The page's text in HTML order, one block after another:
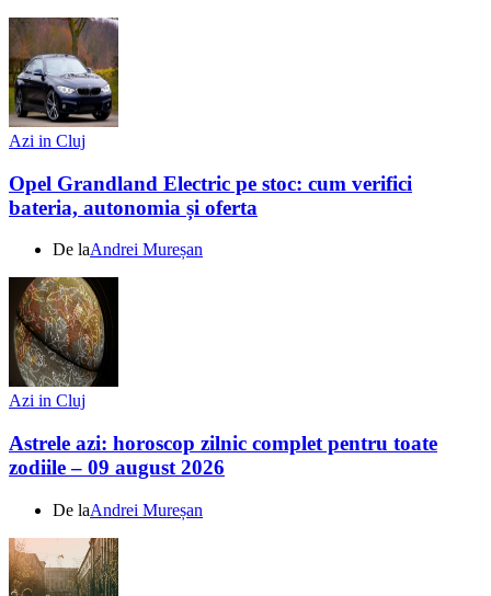
Azi in Cluj
Opel Grandland Electric pe stoc: cum verifici
bateria, autonomia și oferta
De laAndrei Mureșan
Azi in Cluj
Astrele azi: horoscop zilnic complet pentru toate
zodiile – 09 august 2026
De laAndrei Mureșan